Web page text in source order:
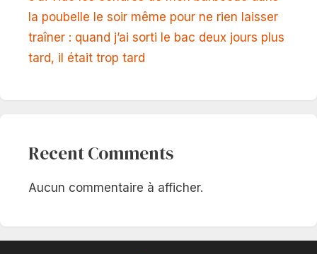
la poubelle le soir même pour ne rien laisser
traîner : quand j’ai sorti le bac deux jours plus
tard, il était trop tard
Recent Comments
Aucun commentaire à afficher.